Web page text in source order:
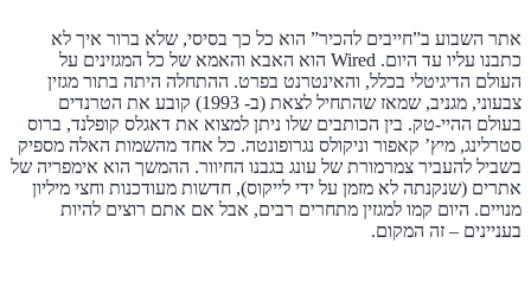
אתר השבוע ב”חייבים להכיר” הוא כל כך בסיסי, שלא ברור איך לא
כתבנו עליו עד היום. Wired הוא האבא והאמא של כל המגזינים על
העולם הדיגיטלי בכלל, והאינטרנט בפרט. ההתחלה היתה בתור מגזין
צבעוני, מגניב, שמאז שהתחיל לצאת (ב- 1993) קובע את הטרנדים
בעולם ההיי-טק. בין הכותבים שלו ניתן למצוא את דאגלס קופלנד, ברוס
סטרלינג, מיץ’ קאפור וניקולס נגרופונטה. כל אחד מהשמות האלה מספיק
בשביל להעביר צמרמורת של עונג בגבנו החיוור. ההמשך הוא אימפריה של
אתרים (שנקנתה לא מזמן על ידי לייקוס), חדשות מעודכנות וחצי מיליון
מנויים. היום קמו למגזין מתחרים רבים, אבל אם אתם רוצים להיות
בעניינים – זה המקום.